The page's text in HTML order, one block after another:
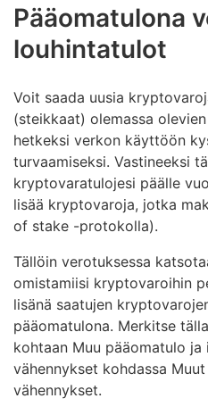
louhintaan. Tietokoneen
euroa katsotaan
menoksi. Kalle voi vähentää
tietokoneen ostovuoden
Pääomatulona
louhintatulot
Voit saada uusia
(steikkaat) olemassa
hetkeksi verkon käyttöön
turvaamiseksi. Vastineeksi
kryptovaratulojesi päälle
lisää kryptovaroja, jotka
of stake -protokolla).
Tällöin verotuksessa
omistamiisi kryptovaroihin
lisänä saatujen
pääomatulona. Merkitse
kohtaan Muu pääomatulo
vähennykset kohdassa
vähennykset.